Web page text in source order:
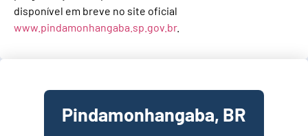
disponível em breve no site oficial
www.pindamonhangaba.sp.gov.br.
Pindamonhangaba, BR